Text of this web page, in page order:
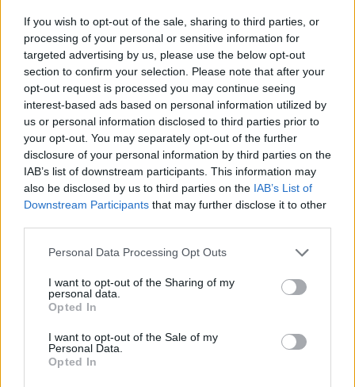
If you wish to opt-out of the sale, sharing to third parties, or
processing of your personal or sensitive information for
targeted advertising by us, please use the below opt-out
section to confirm your selection. Please note that after your
opt-out request is processed you may continue seeing
interest-based ads based on personal information utilized by
us or personal information disclosed to third parties prior to
your opt-out. You may separately opt-out of the further
disclosure of your personal information by third parties on the
IAB’s list of downstream participants. This information may
also be disclosed by us to third parties on the IAB’s List of
Downstream Participants that may further disclose it to other
Personal Data Processing Opt Outs
I want to opt-out of the Sharing of my
personal data.
Opted In
I want to opt-out of the Sale of my
Personal Data.
Opted In
Η Chery επενδύει 75 εκατ. δολάρια στην KG Mobility
Το FIAT 500 Hybrid τώρα από
18.990 ευρώ
Ατρόμητος και Novibet
συνεχίζουν μαζί: Ανανέωση της
συνεργασίας τους μέχρι το
2028
Alpha Bank: Για πρώτη φορά το Αρχαίο Θέατρο Επιδαύρου άνοιξε τις
πύλες του σε όλους